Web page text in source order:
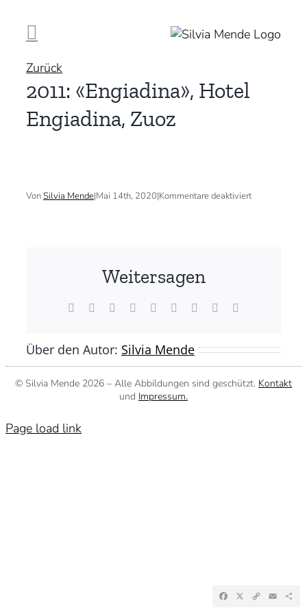
Inhalt
springen
Zurück
2011: «Engiadina», Hotel
Engiadina, Zuoz
VonSilvia Mende|Mai 14th, 2020|Kommentare deaktiviertfür
Weitersagen
Facebook Reddit LinkedInWhatsApp
TumblrPinterest
Über den Autor: Silvia Mende
© Silvia Mende 2026 – Alle Abbildungen sind geschützt. Kontakt
und Impressum.
Page load link
Facebook
X CopyEmail